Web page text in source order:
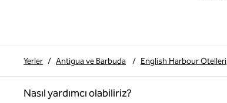
Yerler / Antigua ve Barbuda / English Harbour Otelleri
Nasıl yardımcı olabiliriz?